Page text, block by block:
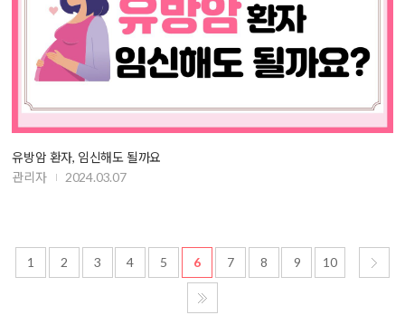
유방암 환자, 임신해도 될까요
관리자
2024.03.07
1 2 3 4 5 6 7 8 9 10